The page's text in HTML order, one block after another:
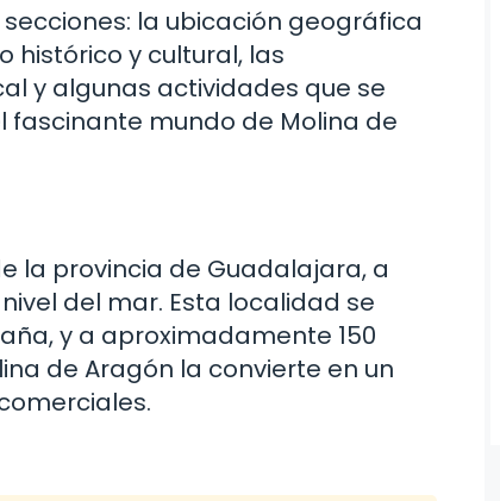
la ubicación geográfica
histórico y cultural, las
y algunas actividades que se
fascinante mundo de Molina de
la provincia de Guadalajara, a
del mar. Esta localidad se
y a aproximadamente 150
de Aragón la convierte en un